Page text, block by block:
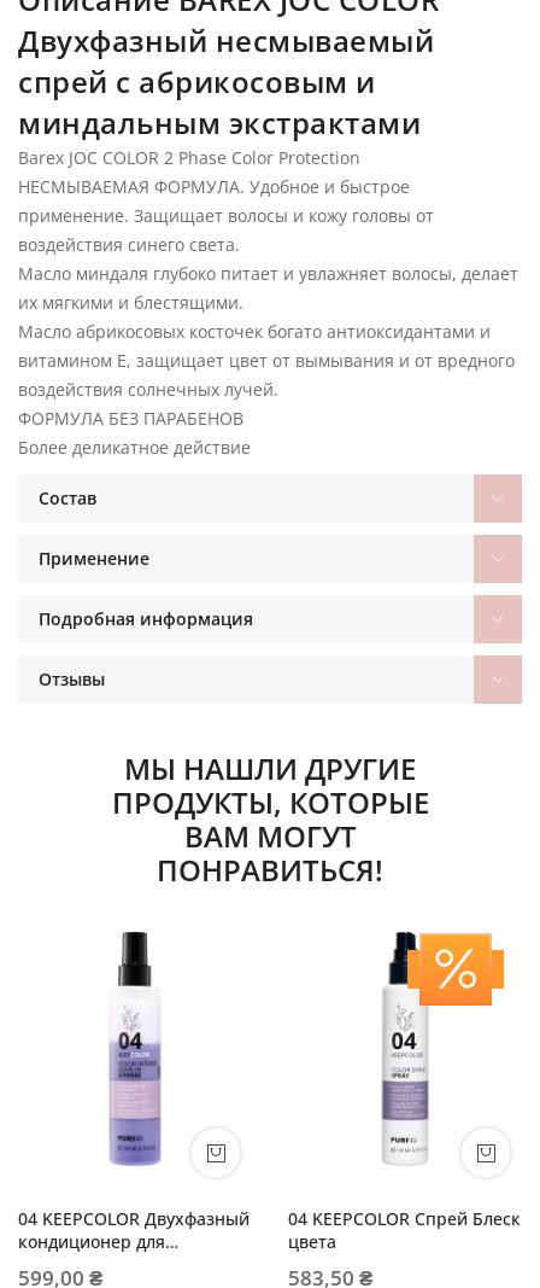
Двухфазный несмываемый
спрей с абрикосовым и
миндальным экстрактами
Barex JOC COLOR 2 Phase Color Protection
НЕСМЫВАЕМАЯ ФОРМУЛА. Удобное и быстрое
применение. Защищает волосы и кожу головы от
воздействия синего света.
Масло миндаля глубоко питает и увлажняет волосы, делает
их мягкими и блестящими.
Масло абрикосовых косточек богато антиоксидантами и
витамином Е, защищает цвет от вымывания и от вредного
воздействия солнечных лучей.
ФОРМУЛА БЕЗ ПАРАБЕНОВ
Более деликатное действие
Состав
Применение
Подробная информация
Отзывы
МЫ НАШЛИ ДРУГИЕ
ПРОДУКТЫ, КОТОРЫЕ
ВАМ МОГУТ
ПОНРАВИТЬСЯ!
04 KEEPCOLOR Двухфазный
кондиционер для
599,00 ₴
04 KEEPCOLOR Спрей Блеск
цвета
583,50 ₴